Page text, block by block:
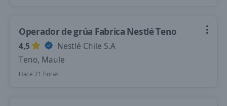
Operador de grúa Fabrica Nestlé Teno
4,5
Nestlé Chile S.A
Teno, Maule
Hace 21 horas